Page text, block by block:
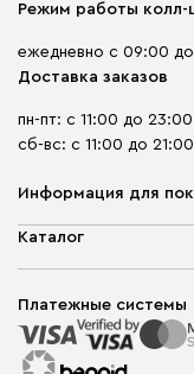
Режим работы колл-
ежедневно с 09:00
Доставка заказов
пн-пт: с 11:00 до 23:00
сб-вс: с 11:00 до 21:00
Информация для
О компании
Способы оплаты
Рассрочка и кредит
Гарантия
Каталог
Корпусная мебель
Распродажа мебели
Платежные системы